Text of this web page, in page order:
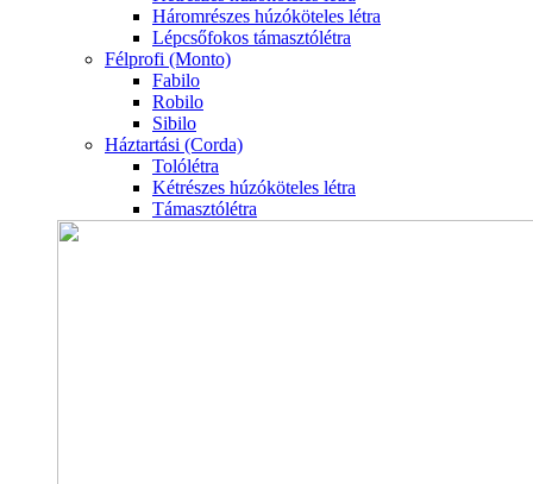
Háromrészes húzóköteles létra
Lépcsőfokos támasztólétra
Félprofi (Monto)
Fabilo
Robilo
Sibilo
Háztartási (Corda)
Tolólétra
Kétrészes húzóköteles létra
Támasztólétra